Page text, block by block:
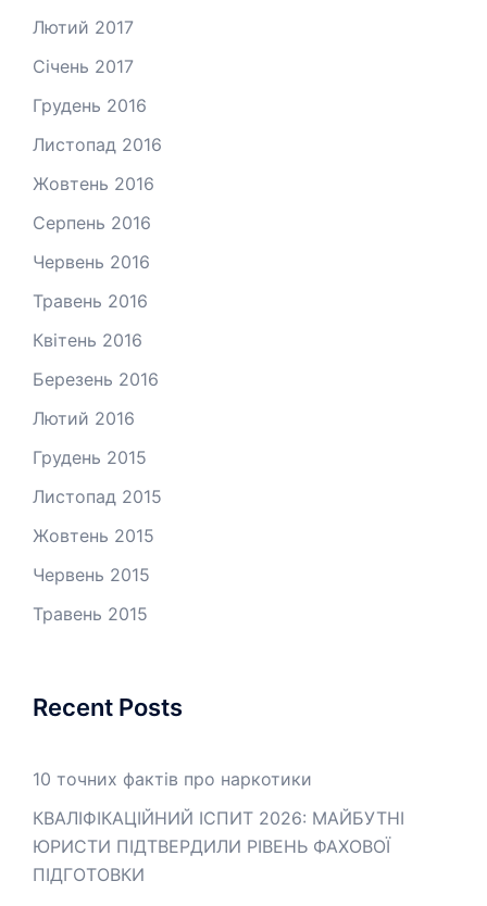
Лютий 2017
Січень 2017
Грудень 2016
Листопад 2016
Жовтень 2016
Серпень 2016
Червень 2016
Травень 2016
Квітень 2016
Березень 2016
Лютий 2016
Грудень 2015
Листопад 2015
Жовтень 2015
Червень 2015
Травень 2015
Recent Posts
10 точних фактів про наркотики
КВАЛІФІКАЦІЙНИЙ ІСПИТ 2026: МАЙБУТНІ
ЮРИСТИ ПІДТВЕРДИЛИ РІВЕНЬ ФАХОВОЇ
ПІДГОТОВКИ